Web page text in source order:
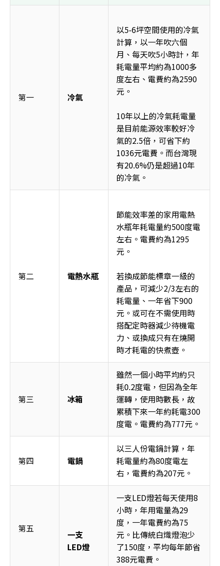
第一 冷氣
以5-6坪空間使用的冷氣
計算，以一年吹六個
月、每天吹5小時計，年
耗電量平均約為1000多
度左右、電費約為2590
元。
10年以上的冷氣耗電量
是目前能源效率較好冷
氣的2.5倍，可省下約
1036元電費。而台灣現
有20.6%仍是超過10年
的冷氣。
第二 電熱水瓶
節能效率差的家用電熱
水瓶年耗電量約500度電
左右。電費約為1295
元。
若換成節能標章一級的
產品，可減少2/3左右的
耗電量、一年省下900
元。或可在不需使用時
搭配定時器減少待機電
力、或換成只有在燒開
時才耗電的快煮壺。
第三 冰箱
雖然一個小時平均約只
耗0.2度電，但因為全年
運轉，使用時數長，故
累積下來一年約耗電300
第四 電鍋
以三人份電鍋計算，年
耗電量約為80度電左
右，電費約為207元。
第五
一支
LED燈
一支LED燈若每天使用8
小時，年用電量為29
度，一年電費約為75
元。比傳統白熾燈泡少
了150度，平均每年節省
388元電費。